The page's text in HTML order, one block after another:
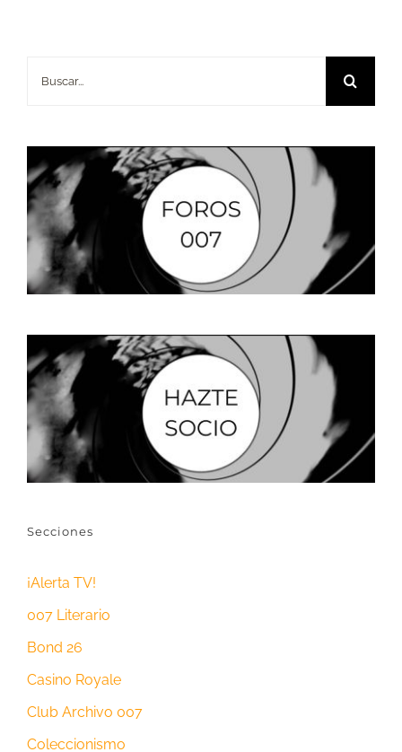
Secciones
¡Alerta TV!
007 Literario
Bond 26
Casino Royale
Club Archivo 007
Coleccionismo